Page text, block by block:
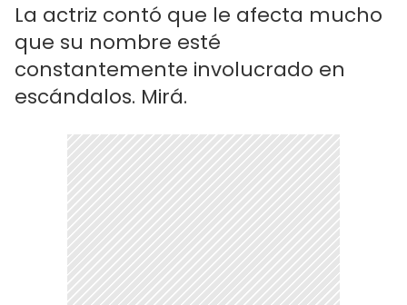
La actriz contó que le afecta mucho
que su nombre esté
constantemente involucrado en
escándalos. Mirá.